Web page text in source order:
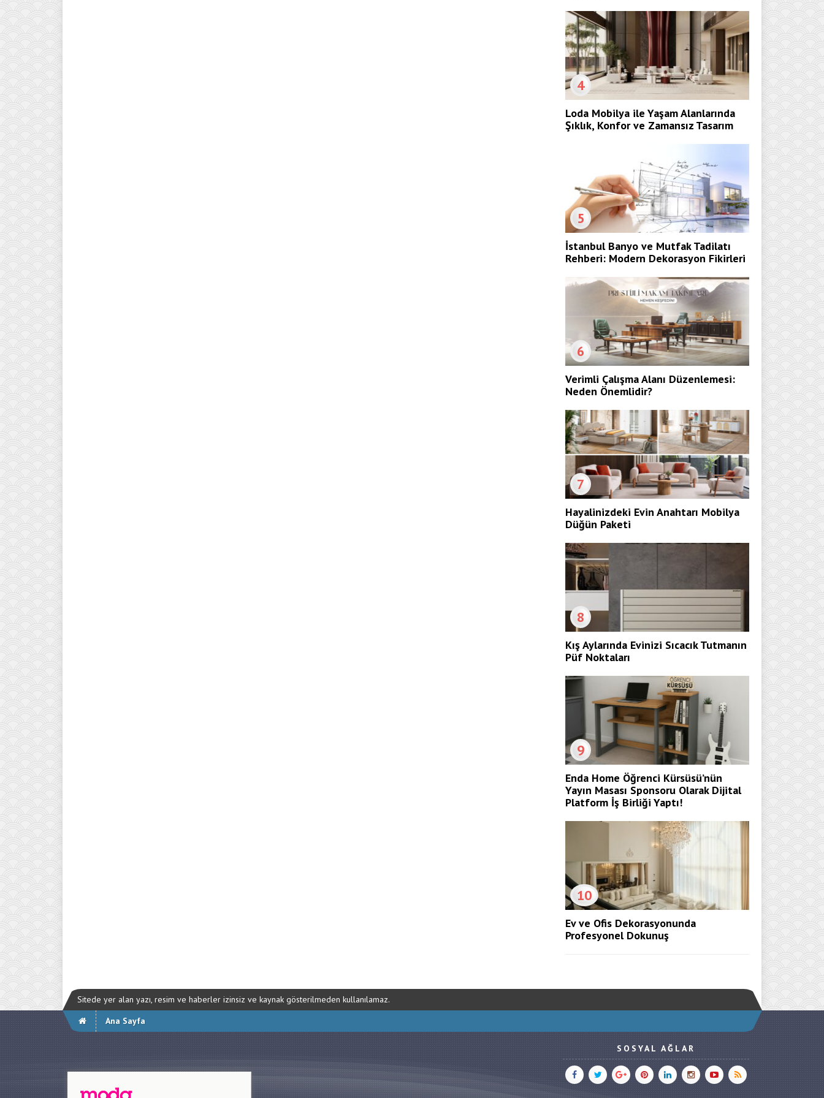
4
Loda Mobilya ile Yaşam Alanlarında
Şıklık, Konfor ve Zamansız Tasarım
5
İstanbul Banyo ve Mutfak Tadilatı
Rehberi: Modern Dekorasyon Fikirleri
6
Verimli Çalışma Alanı Düzenlemesi:
Neden Önemlidir?
7
Hayalinizdeki Evin Anahtarı Mobilya
Düğün Paketi
8
Kış Aylarında Evinizi Sıcacık Tutmanın
Püf Noktaları
9
Enda Home Öğrenci Kürsüsü’nün
Yayın Masası Sponsoru Olarak Dijital
Platform İş Birliği Yaptı!
10
Ev ve Ofis Dekorasyonunda
Profesyonel Dokunuş
Sitede yer alan yazı, resim ve haberler izinsiz ve kaynak gösterilmeden kullanılamaz.
Ana Sayfa
SOSYAL AĞLAR